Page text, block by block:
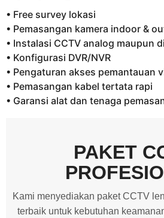
• Free survey lokasi
• Pemasangan kamera indoor &
• Instalasi CCTV analog maupun
• Konfigurasi DVR/NVR
• Pengaturan akses pemantauan
• Pemasangan kabel tertata rapi
• Garansi alat dan tenaga
PAKET
Kami menyediakan paket CCTV
terbaik untuk kebutuhan